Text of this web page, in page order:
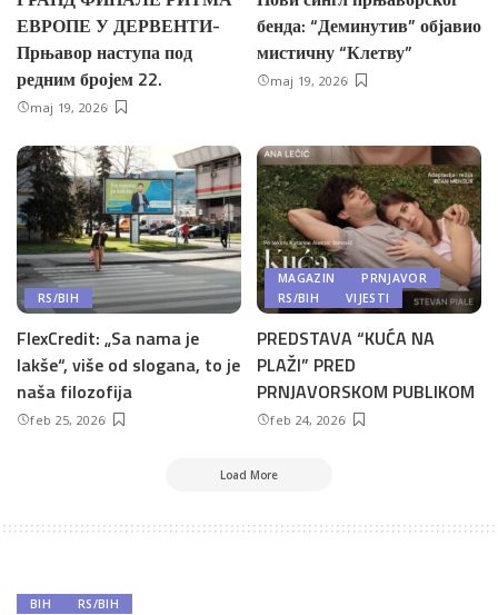
ЕВРОПЕ У ДЕРВЕНТИ-
Прњавор наступа под
редним бројем 22.
maj 19, 2026
бенда: “Деминутив” објавио
мистичну “Клетву”
maj 19, 2026
RS/BIH
FlexCredit: „Sa nama je
lakše“, više od slogana, to je
naša filozofija
feb 25, 2026
MAGAZIN
PRNJAVOR
RS/BIH
VIJESTI
PREDSTAVA “KUĆA NA
PLAŽI” PRED
PRNJAVORSKOM PUBLIKOM
feb 24, 2026
Load More
BIH RS/BIH